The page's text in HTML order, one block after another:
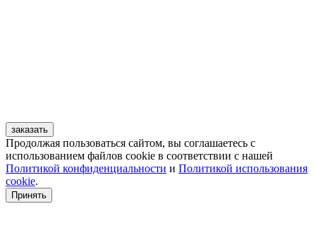
заказать
Продолжая пользоваться сайтом, вы соглашаетесь с
использованием файлов cookie в соответствии с нашей
Политикой конфиденциальности и Политикой использования
cookie.
Принять